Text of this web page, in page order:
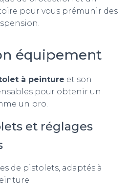
pour vous prémunir des
équipement
à peinture et son
pour obtenir un
un pro.
et réglages
de pistolets, adaptés à
: